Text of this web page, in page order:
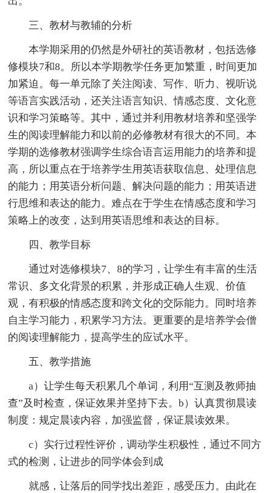
三、教材与教辅的分析
本学期采用的仍然是外研社的英语教材，包括选修
修模块7和8。所以本学期教学任务更加繁重，时间更加
加紧迫。每一单元除了关注阅读、写作、听力、视听说
等语言实践活动，还关注语言知识、情感态度、文化意
识和学习策略等。其中，通过并利用教材培养和坚强学
生的阅读理解能力和以前的必修教材有很大的不同。本
学期的选修教材强调学生综合语言运用能力的培养和提
高，所以重点在于培养学生用英语获取信息、处理信息
的能力；用英语分析问题、解决问题的能力；用英语进
行思维和表达的能力。难点在于学生在情感态度和学习
策略上的改变，达到用英语思维和表达的目标。
四、教学目标
通过对选修模块7、8的学习，让学生有丰富的生活
常识、多文化背景的积累，并形成正确人生观、价值
观，有积极的情感态度和跨文化的交际能力。同时培养
自主学习能力，积累学习方法。更重要的是培养学会僧
的阅读理解能力，提高学生的应试水平。
五、教学措施
a）让学生每天积累几个单词，利用“互测及教师抽
查”及时检查，保证效果并坚持下去。b）认真贯彻晨读
制度：规定晨读内容，加强监督，保证晨读效果。
c）实行过程性评价，调动学生积极性，通过不同方
式的检测，让进步的同学体会到成
就感，让落后的同学找出差距，感受压力。由此在